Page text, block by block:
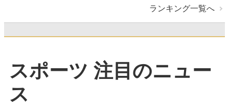
ランキング一覧へ
スポーツ 注目のニュー
ス